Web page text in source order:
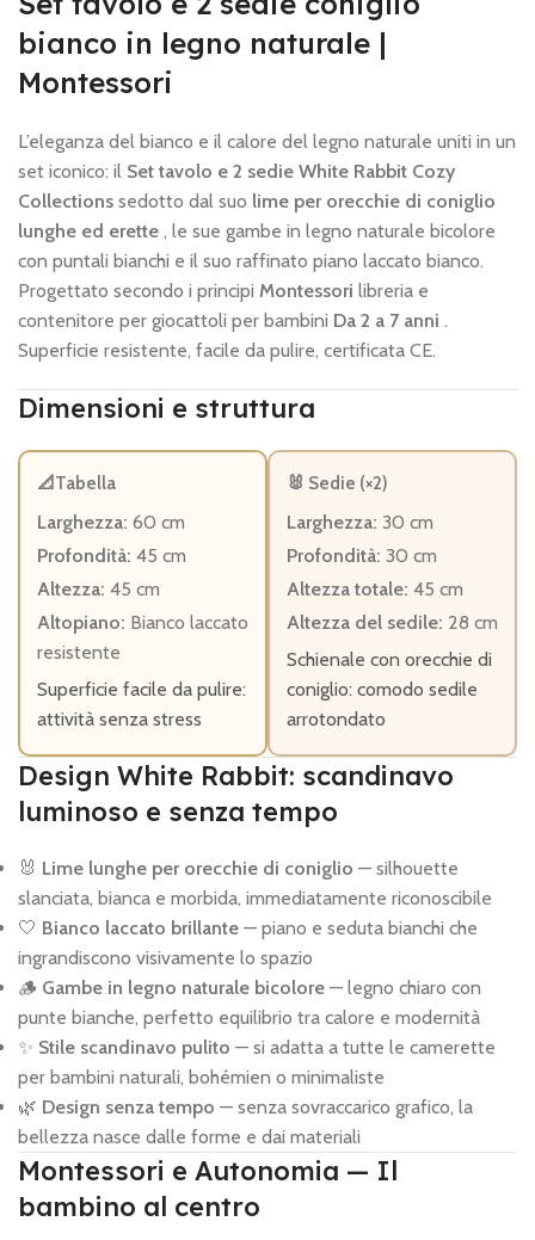
🔒 Pagamento sicuro •Nessun costo nascosto
bianco in legno naturale |
Montessori
L’eleganza del bianco e il calore del legno naturale uniti in un
set iconico: il Set tavolo e 2 sedie White Rabbit Cozy
Collections sedotto dal suo lime per orecchie di coniglio
lunghe ed erette , le sue gambe in legno naturale bicolore
con puntali bianchi e il suo raffinato piano laccato bianco.
Progettato secondo i principi Montessori libreria e
contenitore per giocattoli per bambini Da 2 a 7 anni .
Superficie resistente, facile da pulire, certificata CE.
Dimensioni e struttura
📐Tabella
Larghezza: 60 cm
Profondità: 45 cm
Altezza: 45 cm
Altopiano: Bianco laccato
resistente
Superficie facile da pulire:
attività senza stress
🐰 Sedie (×2)
Larghezza: 30 cm
Profondità: 30 cm
Altezza totale: 45 cm
Altezza del sedile: 28 cm
Schienale con orecchie di
coniglio: comodo sedile
arrotondato
Design White Rabbit: scandinavo
luminoso e senza tempo
🐰 Lime lunghe per orecchie di coniglio — silhouette
slanciata, bianca e morbida, immediatamente riconoscibile
🤍 Bianco laccato brillante — piano e seduta bianchi che
ingrandiscono visivamente lo spazio
🪵 Gambe in legno naturale bicolore — legno chiaro con
punte bianche, perfetto equilibrio tra calore e modernità
✨ Stile scandinavo pulito — si adatta a tutte le camerette
per bambini naturali, bohémien o minimaliste
🌿 Design senza tempo — senza sovraccarico grafico, la
bellezza nasce dalle forme e dai materiali
Montessori e Autonomia — Il
bambino al centro